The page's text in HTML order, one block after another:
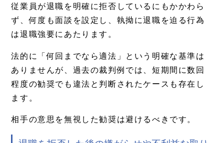
従業員が退職を明確に拒否しているにもかかわら
ず、何度も面談を設定し、執拗に退職を迫る行為
は退職強要にあたります。
法的に「何回までなら適法」という明確な基準は
ありませんが、過去の裁判例では、短期間に数回
程度の勧奨でも違法と判断されたケースも存在し
ます。
相手の意思を無視した勧奨は避けるべきです。